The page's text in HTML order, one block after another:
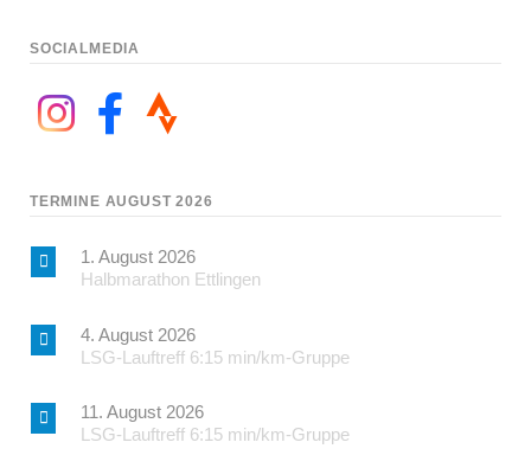
SOCIALMEDIA
TERMINE AUGUST 2026
1. August 2026
Halbmarathon Ettlingen
4. August 2026
LSG-Lauftreff 6:15 min/km-Gruppe
11. August 2026
LSG-Lauftreff 6:15 min/km-Gruppe